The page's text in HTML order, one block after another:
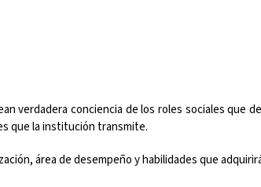
verdadera conciencia de los roles sociales que
que la institución transmite.
área de desempeño y habilidades que